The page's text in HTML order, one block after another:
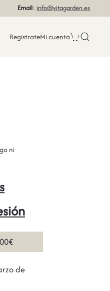
Email: info@vitagarden.es
RegístrateMi cuenta
ni
de